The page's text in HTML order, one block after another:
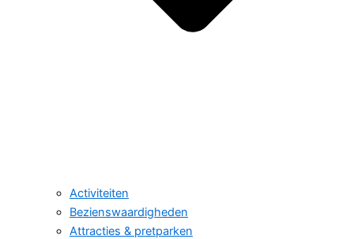
Activiteiten
Bezienswaardigheden
Attracties & pretparken